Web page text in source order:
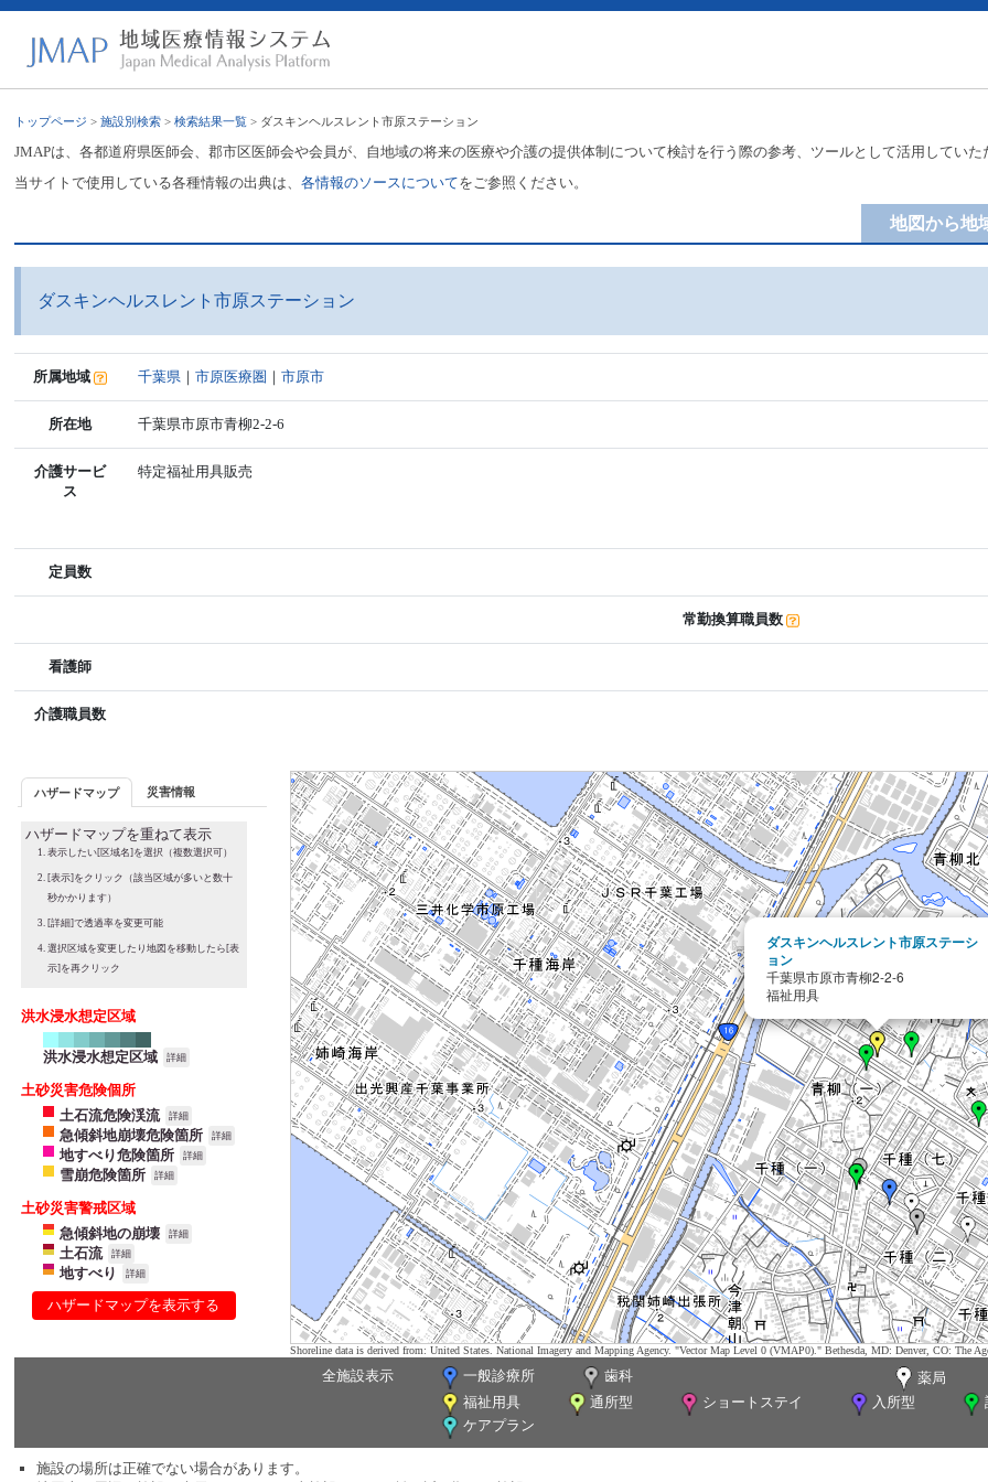
トップページ >施設別検索 >検索結果一覧 > ダスキンヘルスレント市原ステーション
JMAPは、各都道府県医師会、郡市区医師会や会員が、自地域の将来の医療や介護の提供体制について検討を行う際の参考、ツールとして活用してい
当サイトで使用している各種情報の出典は、各情報のソースについてをご参照ください。
地図から地
ダスキンヘルスレント市原ステーション
所属地域 千葉県 ｜市原医療圏 ｜市原市
所在地 千葉県市原市青柳2-2-6
介護サービ
ス
特定福祉用具販売
定員数
常勤換算職員数
看護師
介護職員数
ハザードマップ 災害情報
ハザードマップを重ねて表示
表示したい[区域名]を選択（複数選択可）
[表示]をクリック（該当区域が多いと数十
秒かかります）
[詳細]で透過率を変更可能
選択区域を変更したり地図を移動したら[表
示]を再クリック
洪水浸水想定区域
洪水浸水想定区域 詳細
土砂災害危険個所
土石流危険渓流
詳細
急傾斜地崩壊危険箇所 詳細
地すべり危険箇所 詳細
雪崩危険箇所 詳細
土砂災害警戒区域
急傾斜地の崩壊
詳細
土石流 詳細
地すべり 詳細
ハザードマップを表示する
ダスキンヘルスレント市原ステーシ
ョン
千葉県市原市青柳2-2-6
福祉用具
Shoreline data is derived from: United States. National Imagery and Mapping Agency. "Vector Map Level 0 (VMAP0)." Bethesda, MD: Denver, CO: The
全施設表示 一般診療所 歯科
薬局
福祉用具
通所型 ショートステイ 入所型
ケアプラン
施設の場所は正確でない場合があります。